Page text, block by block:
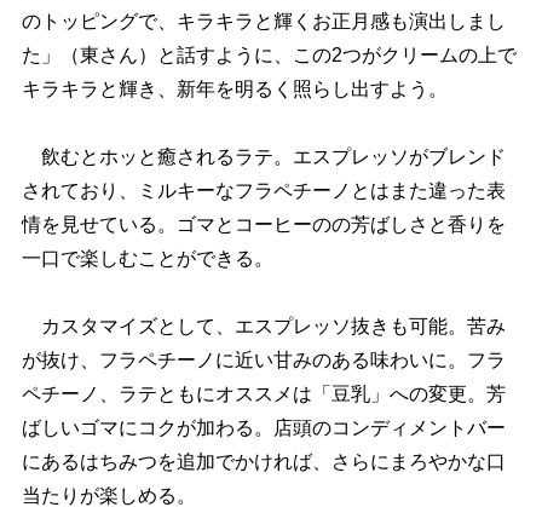
のトッピングで、キラキラと輝くお正月感も演出しまし
た」（東さん）と話すように、この2つがクリームの上で
キラキラと輝き、新年を明るく照らし出すよう。
飲むとホッと癒されるラテ。エスプレッソがブレンド
されており、ミルキーなフラペチーノとはまた違った表
情を見せている。ゴマとコーヒーのの芳ばしさと香りを
一口で楽しむことができる。
カスタマイズとして、エスプレッソ抜きも可能。苦み
が抜け、フラペチーノに近い甘みのある味わいに。フラ
ペチーノ、ラテともにオススメは「豆乳」への変更。芳
ばしいゴマにコクが加わる。店頭のコンディメントバー
にあるはちみつを追加でかければ、さらにまろやかな口
当たりが楽しめる。